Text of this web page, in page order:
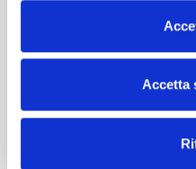
Accetta
Maggiori informazioni
Cancellazione